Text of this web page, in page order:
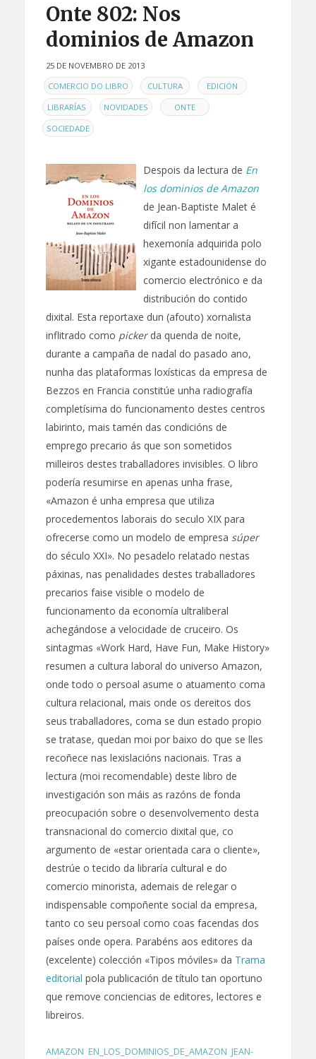
Onte 802: Nos
dominios de Amazon
25 DE NOVEMBRO DE 2013
ENCOMERCIO DO LIBRO , CULTURA , EDICIÓN ,
LIBRARÍAS , NOVIDADES , ONTE ,
SOCIEDADE
Despois da lectura de En
los dominios de Amazon
de Jean-Baptiste Malet é
difícil non lamentar a
hexemonía adquirida polo
xigante estadounidense do
comercio electrónico e da
distribución do contido
dixital. Esta reportaxe dun (afouto) xornalista
inflitrado como pickerda quenda de noite,
durante a campaña de nadal do pasado ano,
nunha das plataformas loxísticas da empresa de
Bezzos en Francia constitúe unha radiografía
completísima do funcionamento destes centros
labirinto, mais tamén das condicións de
emprego precario ás que son sometidos
milleiros destes traballadores invisibles. O libro
podería resumirse en apenas unha frase,
«Amazon é unha empresa que utiliza
procedementos laborais do seculo XIX para
ofrecerse como un modelo de empresa súper
do século XXI». No pesadelo relatado nestas
páxinas, nas penalidades destes traballadores
precarios faise visible o modelo de
funcionamento da economía ultraliberal
achegándose a velocidade de cruceiro. Os
sintagmas «Work Hard, Have Fun, Make History»
resumen a cultura laboral do universo Amazon,
onde todo o persoal asume o atuamento coma
cultura relacional, mais onde os dereitos dos
seus traballadores, coma se dun estado propio
se tratase, quedan moi por baixo do que se lles
recoñece nas lexislacións nacionais. Tras a
lectura (moi recomendable) deste libro de
investigación son máis as razóns de fonda
preocupación sobre o desenvolvemento desta
transnacional do comercio dixital que, co
argumento de «estar orientada cara o cliente»,
destrúe o tecido da libraría cultural e do
comercio minorista, ademais de relegar o
indispensable compoñente social da empresa,
tanto co seu persoal como coas facendas dos
países onde opera. Parabéns aos editores da
(excelente) colección «Tipos móviles» da Trama
editorial pola publicación de título tan oportuno
que remove conciencias de editores, lectores e
libreiros.
AMAZON EN_LOS_DOMINIOS_DE_AMAZON JEAN-